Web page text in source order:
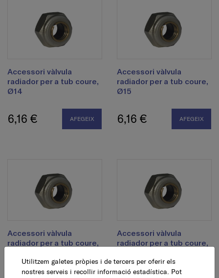
Accessori vàlvula
radiador per a tub coure,
Ø14
6,16 € AFEGEIX
Accessori vàlvula
radiador per a tub coure,
Ø15
6,16 € AFEGEIX
Accessori vàlvula
radiador per a tub coure,
Accessori vàlvula
radiador per a tub coure,
Utilitzem galetes pròpies i de tercers per oferir els
nostres serveis i recollir informació estadística. Pot